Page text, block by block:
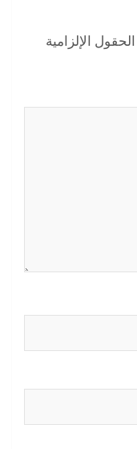
الحقول الإلزامية